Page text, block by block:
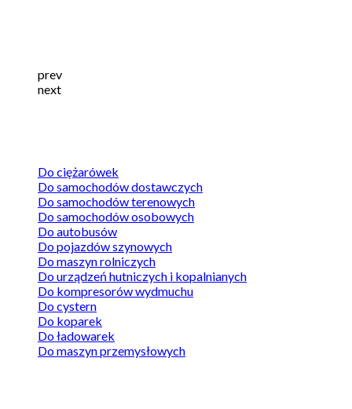
prev
next
Do ciężarówek
Do samochodów dostawczych
Do samochodów terenowych
Do samochodów osobowych
Do autobusów
Do pojazdów szynowych
Do maszyn rolniczych
Do urządzeń hutniczych i kopalnianych
Do kompresorów wydmuchu
Do cystern
Do koparek
Do ładowarek
Do maszyn przemysłowych